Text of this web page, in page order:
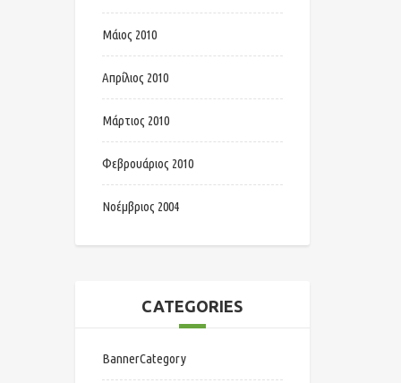
Μάιος 2010
Απρίλιος 2010
Μάρτιος 2010
Φεβρουάριος 2010
Νοέμβριος 2004
CATEGORIES
BannerCategory